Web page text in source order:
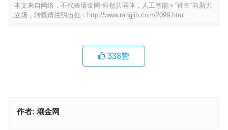
本文来自网络，不代表壤金网-科创共同体，人工智能＋”催生“向新力
立场，转载请注明出处： http://www.rangjin.com/2099.html
338赞
作者: 壤金网